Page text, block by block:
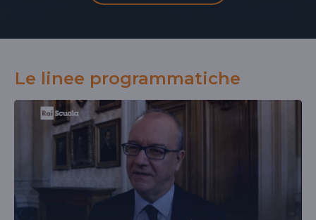
Le linee programmatiche